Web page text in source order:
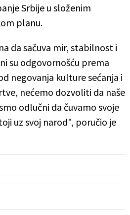
Srbije u složenim
planu.
da sačuva mir, stabilnost i
su odgovornošću prema
negovanja kulture sećanja i
nećemo dozvoliti da naše
odlučni da čuvamo svoje
uz svoj narod", poručio je